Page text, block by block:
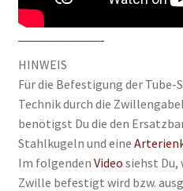
————————-
HINWEIS
Für die Befestigung der
Technik durch die
benötigst Du die den
Stahlkugeln und eine
Im folgenden Video siehst Du,
Zwille befestigt wird bzw.